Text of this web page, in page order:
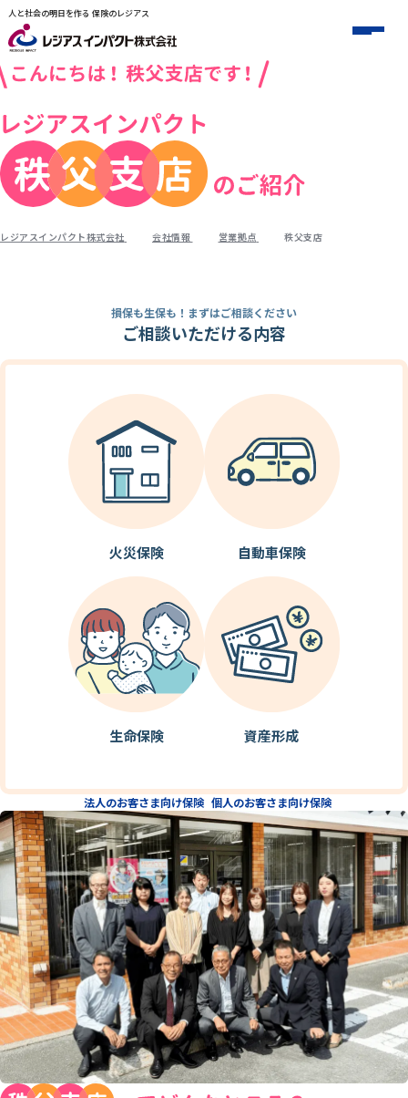
人と社会の明日を作る 保険のレジアス
レジアスインパクト株式会社 会社情報 営業拠点 秩父支店
損保も生保も！まずはご相談ください
ご相談いただける内容
火災保険 自動車保険
生命保険 資産形成
法人のお客さま向け保険 個人のお客さま向け保険